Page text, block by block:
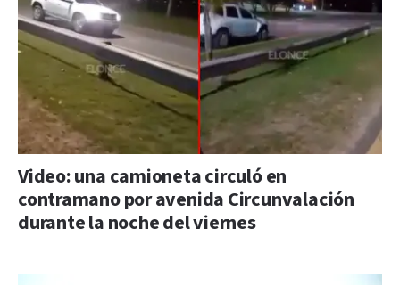
Video: una camioneta circuló en
contramano por avenida Circunvalación
durante la noche del viernes